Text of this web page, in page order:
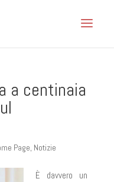
a centinaia
Page, Notizie
È davvero un